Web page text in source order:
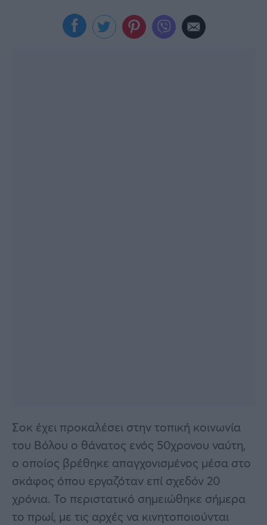
Κουζίνα
Σοκ έχει προκαλέσει στην τοπική κοινωνία
του Βόλου ο θάνατος ενός 50χρονου ναύτη,
ο οποίος βρέθηκε απαγχονισμένος μέσα στο
σκάφος όπου εργαζόταν επί σχεδόν 20
χρόνια. Το περιστατικό σημειώθηκε σήμερα
το πρωί, με τις αρχές να κινητοποιούνται